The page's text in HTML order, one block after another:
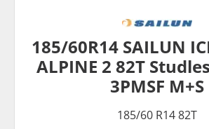
185/60R14 SAILUN
ALPINE 2 82T
3PMSF M+S
185/60 R14 82T